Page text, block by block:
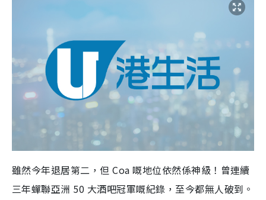
雖然今年退居第二，但 Coa 嘅地位依然係神級！曾連續
三年蟬聯亞洲 50 大酒吧冠軍嘅紀錄，至今都無人破到。